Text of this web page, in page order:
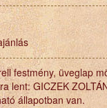
festmény, üveglap
lent: GICZEK
állapotban van.